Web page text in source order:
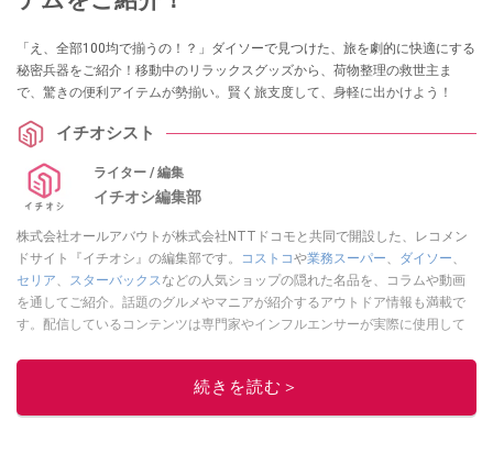
「え、全部100均で揃うの！？」ダイソーで見つけた、旅を劇的に快適にする
秘密兵器をご紹介！移動中のリラックスグッズから、荷物整理の救世主ま
で、驚きの便利アイテムが勢揃い。賢く旅支度して、身軽に出かけよう！
イチオシスト
ライター / 編集
イチオシ編集部
株式会社オールアバウトが株式会社NTTドコモと共同で開設した、レコメン
ドサイト『イチオシ』の編集部です。
コストコや業務スーパー、 ダイソー、
セリア、 スターバックスなどの人気ショップの隠れた名品を、コラムや動画
を通してご紹介。話題のグルメやマニアが紹介するアウトドア情報も満載で
す。配信しているコンテンツは専門家やインフルエンサーが実際に使用して
ニュースでフォロー
続きを読む＞